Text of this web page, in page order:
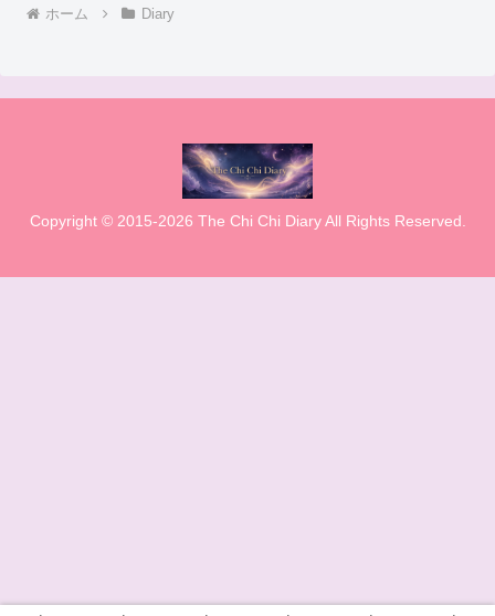
ホーム Diary
Copyright © 2015-2026 The Chi Chi Diary All Rights Reserved.